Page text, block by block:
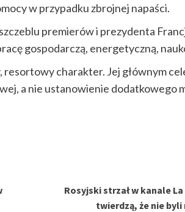
w przypadku zbrojnej napaści.
premierów i prezydenta
gospodarczą, energetyczną,
resortowy charakter. Jej głównym
a nie ustanowienie dodatkowego
Rosyjski strzał w kanale
twierdzą, że nie